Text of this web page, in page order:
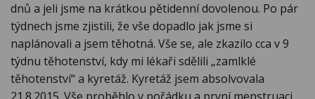
dnů a jeli jsme na krátkou pětidenní dovolenou. Po pár
týdnech jsme zjistili, že vše dopadlo jak jsme si
naplánovali a jsem těhotná. Vše se, ale zkazilo cca v 9
týdnu těhotenství, kdy mi lékaři sdělili „zamlklé
těhotenství“ a kyretáž. Kyretáž jsem absolvovala